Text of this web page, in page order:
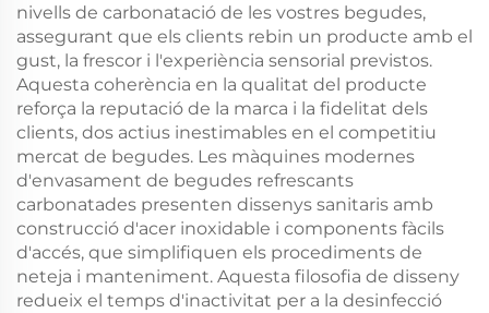
nivells de carbonatació de les vostres begudes,
assegurant que els clients rebin un producte amb el
gust, la frescor i l'experiència sensorial previstos.
Aquesta coherència en la qualitat del producte
reforça la reputació de la marca i la fidelitat dels
clients, dos actius inestimables en el competitiu
mercat de begudes. Les màquines modernes
d'envasament de begudes refrescants
carbonatades presenten dissenys sanitaris amb
construcció d'acer inoxidable i components fàcils
d'accés, que simplifiquen els procediments de
neteja i manteniment. Aquesta filosofia de disseny
redueix el temps d'inactivitat per a la desinfecció